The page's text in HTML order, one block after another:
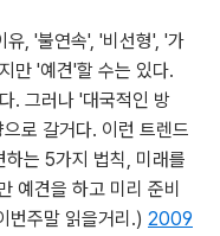
유, '불연속', '비선형', '가
만 '예견'할 수는 있다.
. 그러나 '대국적인 방
로 갈거다. 이런 트렌드
는 5가지 법칙, 미래를
예견을 하고 미리 준비
번주말 읽을거리.) 2009